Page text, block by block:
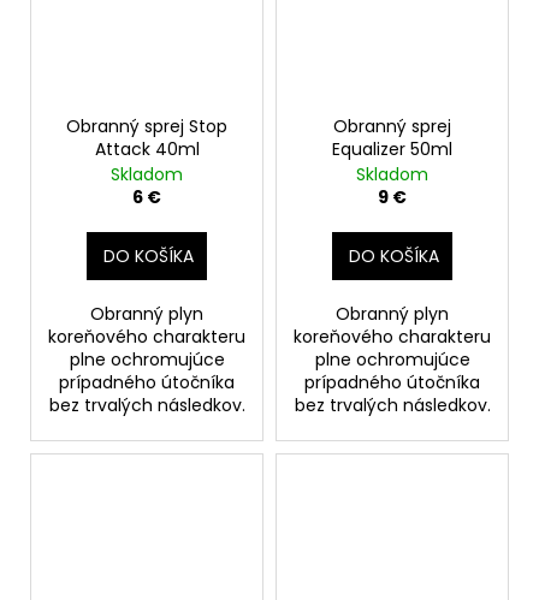
Obranný sprej Stop
Attack 40ml
Skladom
6 €
DO KOŠÍKA
Obranný plyn
koreňového charakteru
plne ochromujúce
prípadného útočníka
bez trvalých následkov.
Obranný sprej
Equalizer 50ml
Skladom
9 €
DO KOŠÍKA
Obranný plyn
koreňového charakteru
plne ochromujúce
prípadného útočníka
bez trvalých následkov.